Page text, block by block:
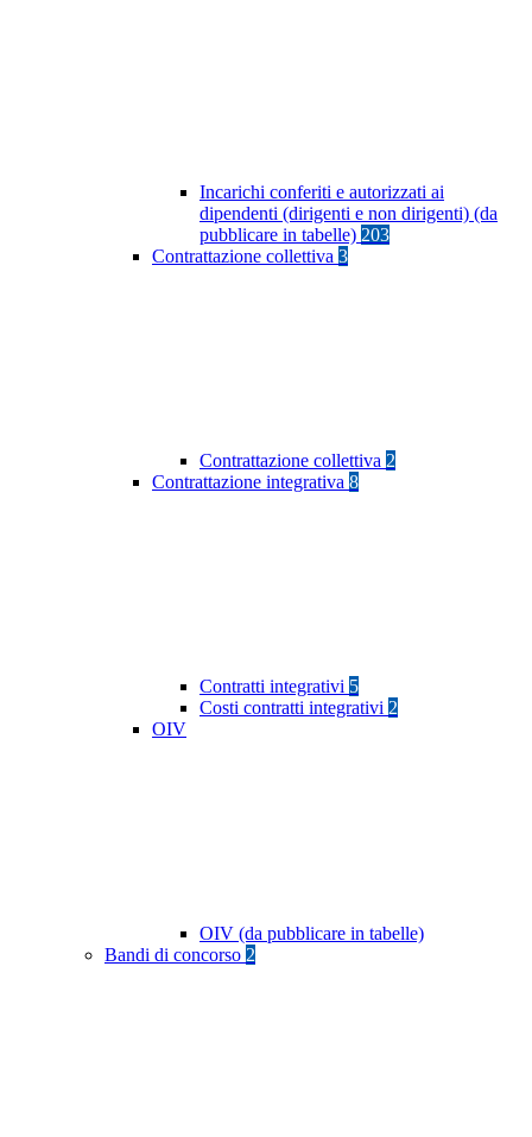
Incarichi conferiti e autorizzati ai
dipendenti (dirigenti e non dirigenti) (da
pubblicare in tabelle) 203
Contrattazione collettiva 3
Contrattazione collettiva 2
Contrattazione integrativa 8
Contratti integrativi 5
Costi contratti integrativi 2
OIV
OIV (da pubblicare in tabelle)
Bandi di concorso 2